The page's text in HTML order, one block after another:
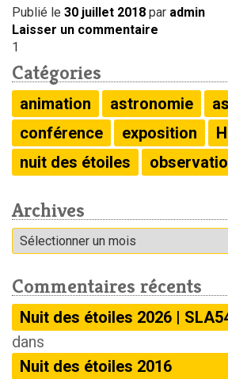
Publié le 30 juillet 2018 par admin
Laisser un commentaire
1
Catégories
animation astronomie
conférence
exposition
nuit des étoiles
Archives
Archives
Commentaires récents
Nuit des étoiles 2026 |
dans
Nuit des étoiles 2016